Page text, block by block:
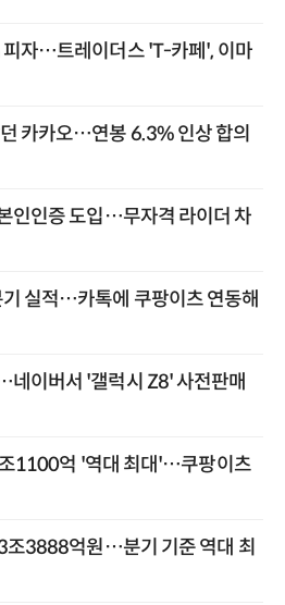
자…트레이더스 'T-카페', 이마
카카오…연봉 6.3% 인상 합의
인인증 도입…무자격 라이더 차
기 실적…카톡에 쿠팡이츠 연동해
네이버서 '갤럭시 Z8' 사전판매
1100억 '역대 최대'…쿠팡이츠
조3888억원…분기 기준 역대 최